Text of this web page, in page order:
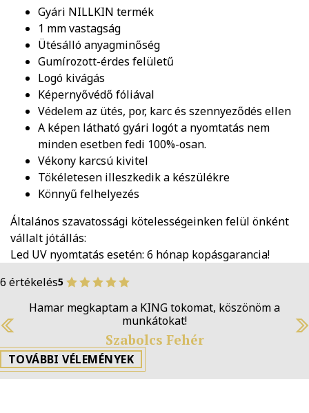
Gyári NILLKIN termék
1 mm vastagság
Ütésálló anyagminőség
Gumírozott-érdes felületű
Logó kivágás
Képernyővédő fóliával
Védelem az ütés, por, karc és szennyeződés ellen
A képen látható gyári logót a nyomtatás nem
minden esetben fedi 100%-osan.
Vékony karcsú kivitel
Tökéletesen illeszkedik a készülékre
Könnyű felhelyezés
Általános szavatossági kötelességeinken felül önként
vállalt jótállás:
Led UV nyomtatás esetén: 6 hónap kopásgarancia!
6 értékelés5
Hamar megkaptam a KING tokomat, köszönöm a
munkátokat!
Szabolcs Fehér
Previous
TOVÁBBI VÉLEMÉNYEK